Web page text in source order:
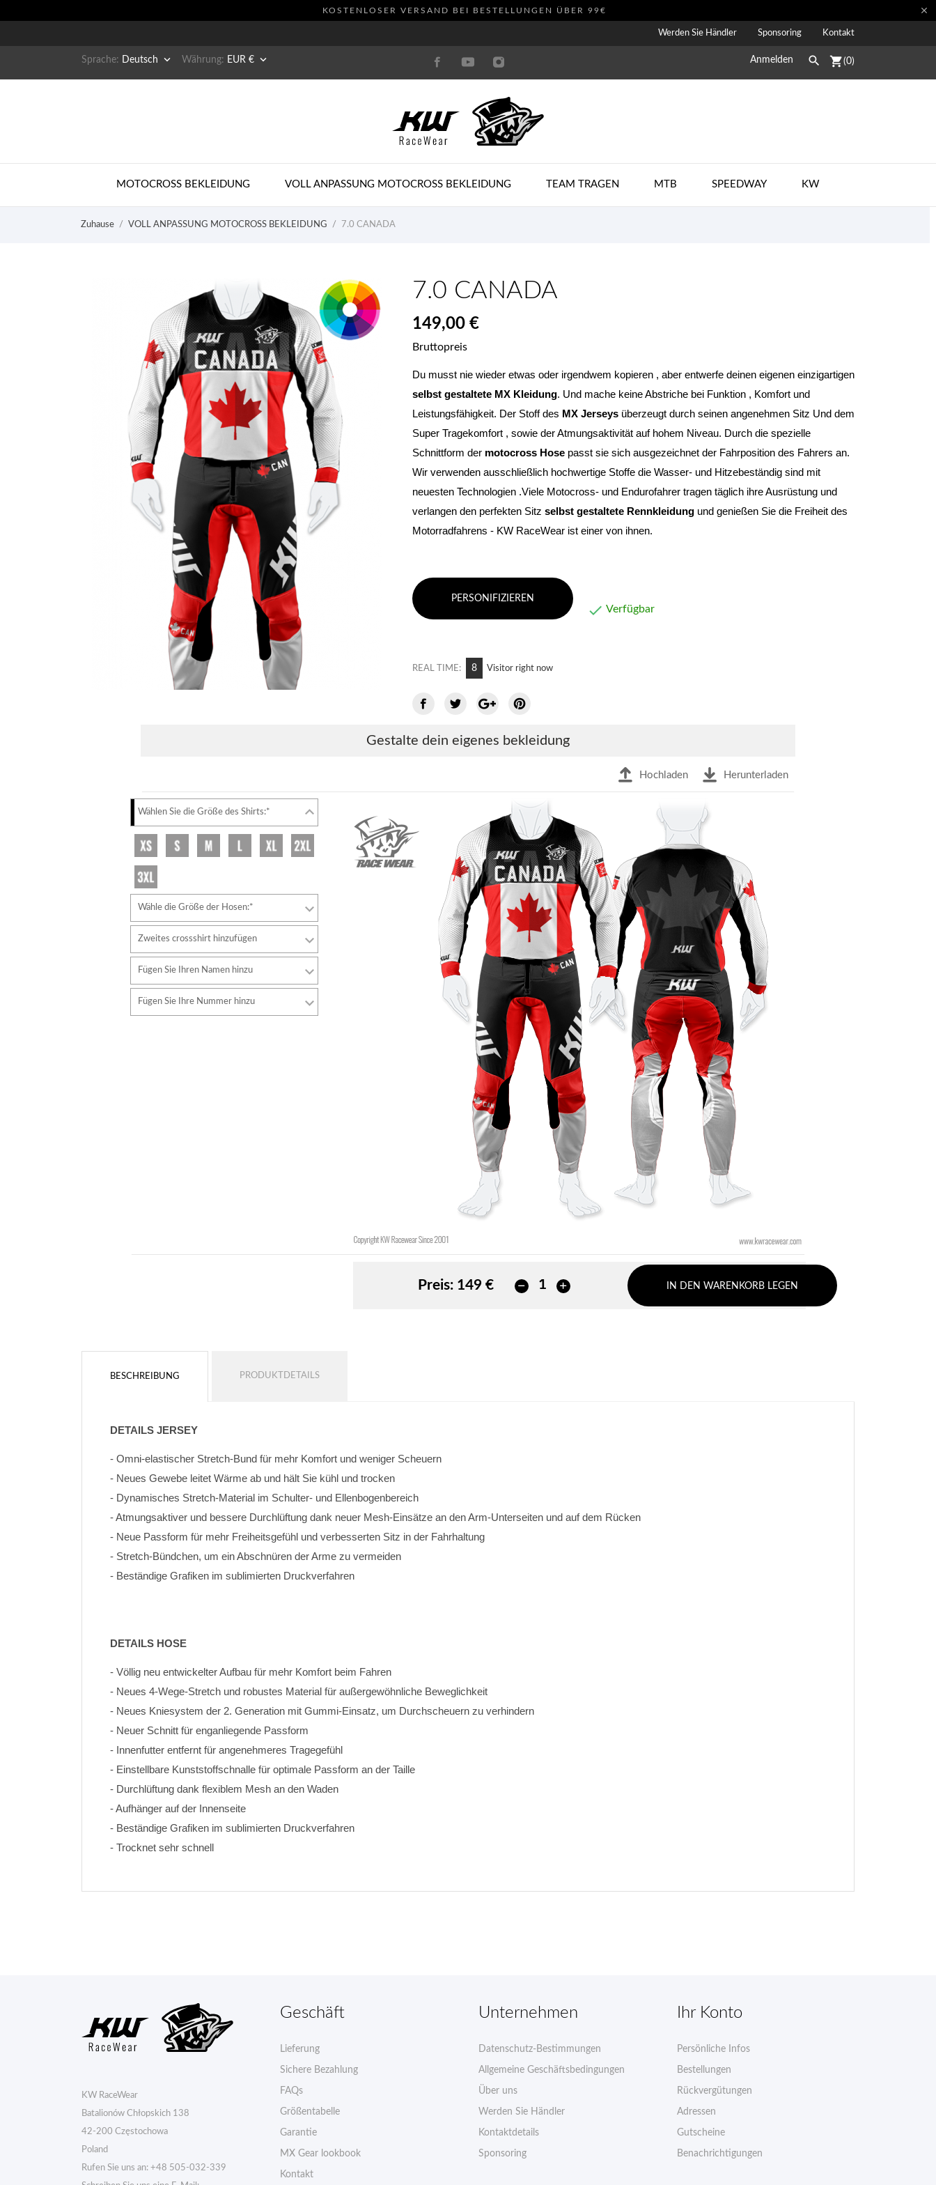
KOSTENLOSER VERSAND BEI BESTELLUNGEN ÜBER 99€ 
Werden Sie Händler Sponsoring Kontakt
Sprache: Deutsch  Währung: EUR €  Anmelden  shopping_cart(0)
MOTOCROSS BEKLEIDUNG VOLL ANPASSUNG MOTOCROSS BEKLEIDUNG TEAM TRAGEN MTB SPEEDWAY KW
Zuhause VOLL ANPASSUNG MOTOCROSS BEKLEIDUNG 7.0 CANADA
7.0 CANADA
149,00 €
Bruttopreis
selbst gestaltete MX Kleidung. Und mache keine Abstriche bei Funktion , Komfort und
Leistungsfähigkeit. Der Stoff des MX Jerseys überzeugt durch seinen angenehmen Sitz Und dem
Super Tragekomfort , sowie der Atmungsaktivität auf hohem Niveau. Durch die spezielle
Schnittform der motocross Hose passt sie sich ausgezeichnet der Fahrposition des Fahrers an.
Wir verwenden ausschließlich hochwertige Stoffe die Wasser- und Hitzebeständig sind mit
neuesten Technologien .Viele Motocross- und Endurofahrer tragen täglich ihre Ausrüstung und
verlangen den perfekten Sitz selbst gestaltete Rennkleidung und genießen Sie die Freiheit des
Motorradfahrens - KW RaceWear ist einer von ihnen.
PERSONIFIZIEREN
 Verfügbar
REAL TIME: 6 Visitor right now
Gestalte dein eigenes bekleidung
Hochladen Herunterladen
Wählen Sie die Größe des Shirts:*
Wähle die Größe der Hosen:*
Zweites crossshirt hinzufügen
Fügen Sie Ihren Namen hinzu
Fügen Sie Ihre Nummer hinzu
Preis: 149 € IN DEN WARENKORB LEGEN
BESCHREIBUNG PRODUKTDETAILS
DETAILS JERSEY
- Omni-elastischer Stretch-Bund für mehr Komfort und weniger Scheuern
- Neues Gewebe leitet Wärme ab und hält Sie kühl und trocken
- Dynamisches Stretch-Material im Schulter- und Ellenbogenbereich
- Atmungsaktiver und bessere Durchlüftung dank neuer Mesh-Einsätze an den Arm-Unterseiten und auf dem Rücken
- Neue Passform für mehr Freiheitsgefühl und verbesserten Sitz in der Fahrhaltung
- Stretch-Bündchen, um ein Abschnüren der Arme zu vermeiden
- Beständige Grafiken im sublimierten Druckverfahren
DETAILS HOSE
- Völlig neu entwickelter Aufbau für mehr Komfort beim Fahren
- Neues 4-Wege-Stretch und robustes Material für außergewöhnliche Beweglichkeit
- Neues Kniesystem der 2. Generation mit Gummi-Einsatz, um Durchscheuern zu verhindern
- Neuer Schnitt für enganliegende Passform
- Innenfutter entfernt für angenehmeres Tragegefühl
- Einstellbare Kunststoffschnalle für optimale Passform an der Taille
- Durchlüftung dank flexiblem Mesh an den Waden
- Aufhänger auf der Innenseite
- Beständige Grafiken im sublimierten Druckverfahren
- Trocknet sehr schnell
KW RaceWear
Batalionów Chłopskich 138
42-200 Częstochowa
Poland
Rufen Sie uns an: +48 505-032-339
Geschäft
Lieferung
Sichere Bezahlung
FAQs
Größentabelle
Garantie
MX Gear lookbook
Kontakt
Unternehmen
Datenschutz-Bestimmungen
Allgemeine Geschäftsbedingungen
Über uns
Werden Sie Händler
Kontaktdetails
Sponsoring
Ihr Konto
Persönliche Infos
Bestellungen
Rückvergütungen
Adressen
Gutscheine
Benachrichtigungen